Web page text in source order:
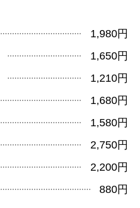
1,980円
1,650円
1,210円
1,680円
1,580円
2,750円
2,200円
880円